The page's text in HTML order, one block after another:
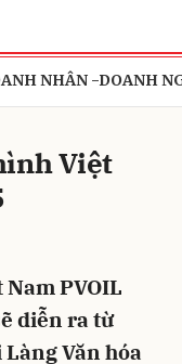
NHÂN -DOANH
Việt
PVOIL
diễn ra từ
Văn hóa
Hủy